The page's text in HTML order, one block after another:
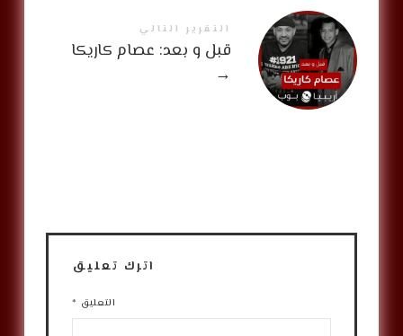
التقرير التالي
قبل و بعد: عصام كاريكا
→
اترك تعليق
التعليق *